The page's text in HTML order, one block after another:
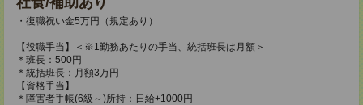
・復職祝い金5万円（規定あり）
【役職手当】＜※1勤務あたりの手当、統括班長は月額＞
＊班長：500円
＊統括班長：月額3万円
【資格手当】
＊障害者手帳(6級～)所持：日給+1000円